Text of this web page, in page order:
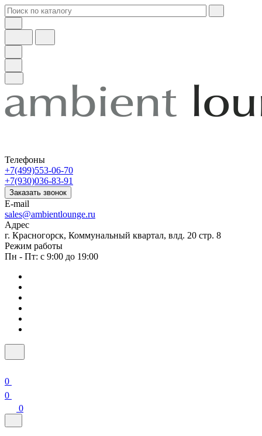
Телефоны
+7(499)553-06-70
+7(930)036-83-91
Заказать звонок
E-mail
sales@ambientlounge.ru
Адрес
г. Красногорск, Коммунальный квартал, влд. 20 стр. 8
Режим работы
Пн - Пт: с 9:00 до 19:00
0
0
0